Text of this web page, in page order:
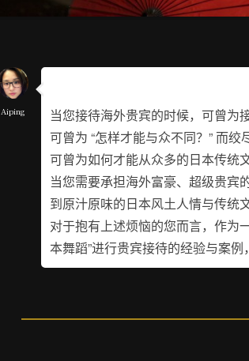
Aiping
当您接待海外贵宾的时候，可曾为
可曾为 “怎样才能与众不同？” 而绞
可曾为如何才能从众多的日本传统
当您需要承担海外富豪、超级贵宾
到原汁原味的日本风土人情与传统文
对于抱有上述烦恼的您而言，作为
本舞蹈”进行贵宾接待的经验与案